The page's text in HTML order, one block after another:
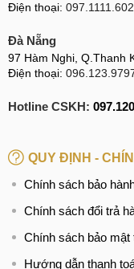
Màn hình nhỏ
Màn hình AMOLED
sắc
Màn hình của
khả năng hiển thị 68
hình ảnh sống động,
Độ phân giải 1.5K
sắc nét và chi tiết rõ
Danh sách 5 điện
Điện thoại: 097.1111.602
Đà Nẵng
97 Hàm Nghi, Q.Thanh
Điện thoại:
Hotline CSKH:
QUY ĐỊNH -
Chính sách bảo
Chính sách đổi trả
Chính sách bảo mật
Hướng dẫn thanh